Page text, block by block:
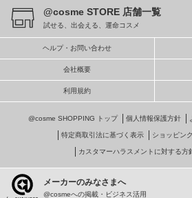
@cosme STORE 店舗一覧
試せる、出会える、運命コスメ
ヘルプ・お問い合わせ
会社概要
利用規約
@cosme SHOPPING トップ 個人情報保護方針
特定商取引法に基づく表示 ショッピン
カスタマーハラスメントに対する方
メーカーのみなさまへ
@cosmeへの掲載・ビジネス活用